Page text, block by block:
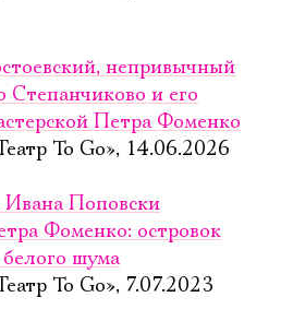
непривычный
Степанчиково и его
Петра Фоменко
To Go», 14.06.2026
Поповски
Фоменко: островок
шума
To Go», 7.07.2023